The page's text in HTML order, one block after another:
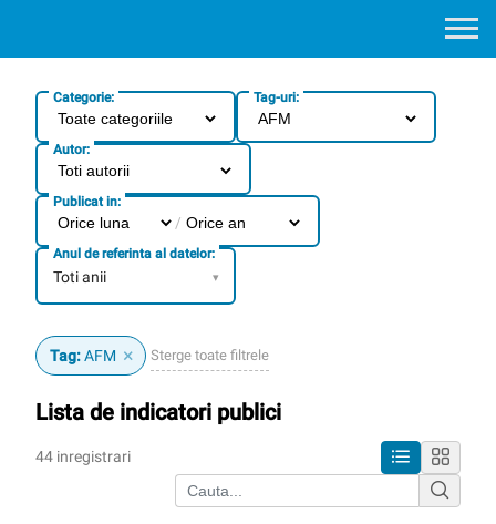
Categorie: Tag-uri:
Autor:
Publicat in:
/
Anul de referinta al datelor:
Toti anii ▾
Tag:AFM × Sterge toate filtrele
Lista de indicatori publici
44 inregistrari